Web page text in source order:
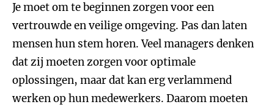
Je moet om te beginnen zorgen voor een
vertrouwde en veilige omgeving. Pas dan laten
mensen hun stem horen. Veel managers denken
dat zij moeten zorgen voor optimale
oplossingen, maar dat kan erg verlammend
werken op hun medewerkers. Daarom moeten